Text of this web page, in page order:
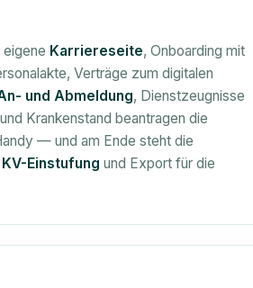
Karriereseite, Onboarding mit
Verträge zum digitalen
und Abmeldung, Dienstzeugnisse
Krankenstand beantragen die
— und am Ende steht die
Einstufung und Export für die